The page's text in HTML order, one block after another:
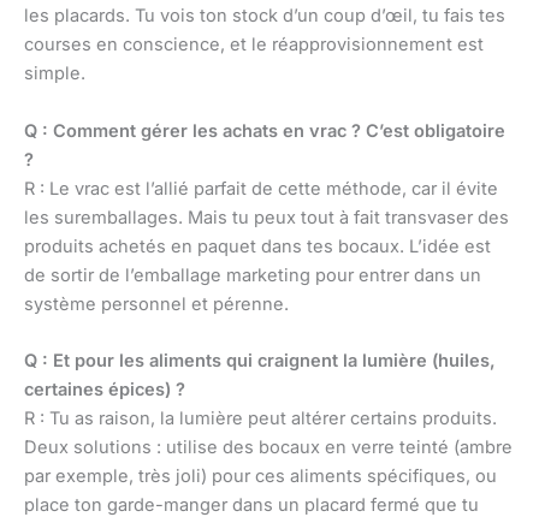
les placards. Tu vois ton stock d’un coup d’œil, tu fais tes
courses en conscience, et le réapprovisionnement est
simple.
Q : Comment gérer les achats en vrac ? C’est obligatoire
?
R : Le vrac est l’allié parfait de cette méthode, car il évite
les suremballages. Mais tu peux tout à fait transvaser des
produits achetés en paquet dans tes bocaux. L’idée est
de sortir de l’emballage marketing pour entrer dans un
système personnel et pérenne.
Q : Et pour les aliments qui craignent la lumière (huiles,
certaines épices) ?
R : Tu as raison, la lumière peut altérer certains produits.
Deux solutions : utilise des bocaux en verre teinté (ambre
par exemple, très joli) pour ces aliments spécifiques, ou
place ton garde-manger dans un placard fermé que tu